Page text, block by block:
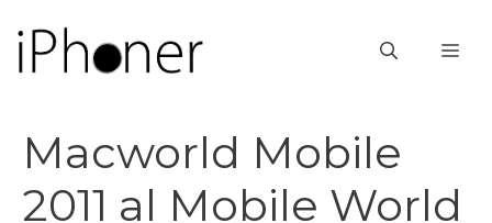
contenuto
Macworld Mobile
2011 al Mobile World